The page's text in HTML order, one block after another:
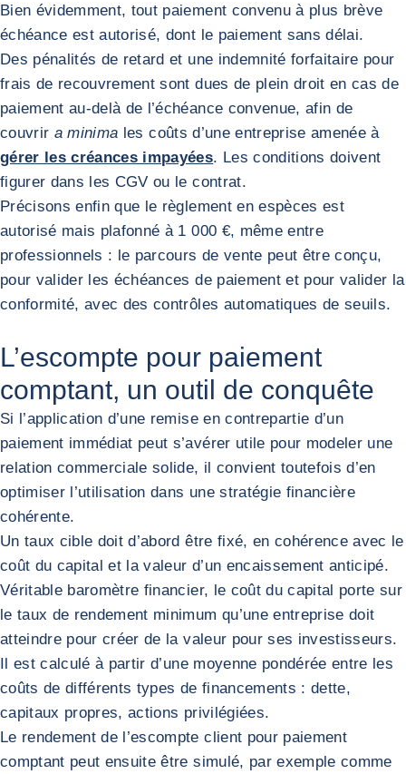
Bien évidemment, tout paiement convenu à plus brève
échéance est autorisé, dont le paiement sans délai.
Des pénalités de retard et une indemnité forfaitaire pour
frais de recouvrement sont dues de plein droit en cas de
paiement au-delà de l’échéance convenue, afin de
couvrir a minima les coûts d’une entreprise amenée à
gérer les créances impayées. Les conditions doivent
figurer dans les CGV ou le contrat.
Précisons enfin que le règlement en espèces est
autorisé mais plafonné à 1 000 €, même entre
professionnels : le parcours de vente peut être conçu,
pour valider les échéances de paiement et pour valider la
conformité, avec des contrôles automatiques de seuils.
L’escompte pour paiement
comptant, un outil de conquête
Si l’application d’une remise en contrepartie d’un
paiement immédiat peut s’avérer utile pour modeler une
relation commerciale solide, il convient toutefois d’en
optimiser l’utilisation dans une stratégie financière
cohérente.
Un taux cible doit d’abord être fixé, en cohérence avec le
coût du capital et la valeur d’un encaissement anticipé.
Véritable baromètre financier, le coût du capital porte sur
le taux de rendement minimum qu’une entreprise doit
atteindre pour créer de la valeur pour ses investisseurs.
Il est calculé à partir d’une moyenne pondérée entre les
coûts de différents types de financements : dette,
capitaux propres, actions privilégiées.
Le rendement de l’escompte client pour paiement
comptant peut ensuite être simulé, par exemple comme